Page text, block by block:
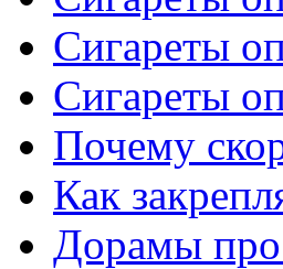
Сигареты
Сигареты
Почему
Как
Дорамы про